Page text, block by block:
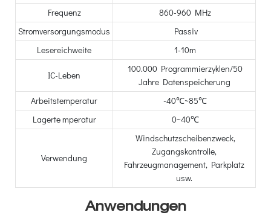
Frequenz
860-960 MHz
Stromversorgungsmodus
Passiv
Lesereichweite
1-10m
IC-Leben
100.000 Programmierzyklen/50
Jahre Datenspeicherung
Arbeitstemperatur
-40℃~85℃
Lagerte mperatur
0~40℃
Verwendung
Windschutzscheibenzweck,
Zugangskontrolle,
Fahrzeugmanagement, Parkplatz
usw.
Anwendungen